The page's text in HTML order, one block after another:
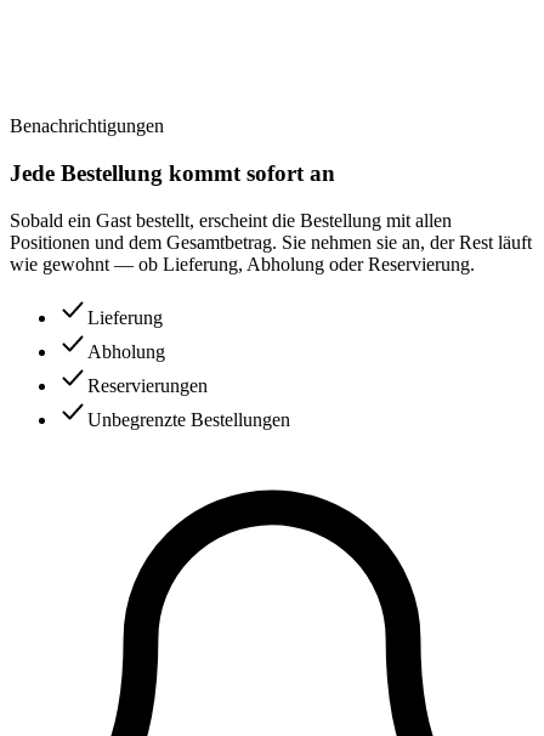
Benachrichtigungen
Jede Bestellung kommt sofort an
Sobald ein Gast bestellt, erscheint die Bestellung mit allen
Positionen und dem Gesamtbetrag. Sie nehmen sie an, der Rest läuft
wie gewohnt — ob Lieferung, Abholung oder Reservierung.
Lieferung
Abholung
Reservierungen
Unbegrenzte Bestellungen